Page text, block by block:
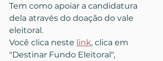
Tem como apoiar a candidatura
dela através do doação do vale
eleitoral.
Você clica neste link, clica em
"Destinar Fundo Eleitoral",